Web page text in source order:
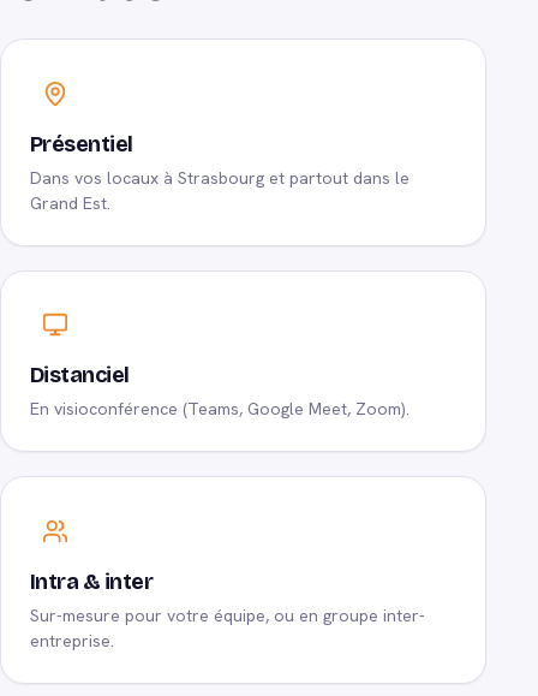
Présentiel
Dans vos locaux à Strasbourg et partout dans le
Grand Est.
Distanciel
En visioconférence (Teams, Google Meet, Zoom).
Intra & inter
Sur-mesure pour votre équipe, ou en groupe inter-
entreprise.